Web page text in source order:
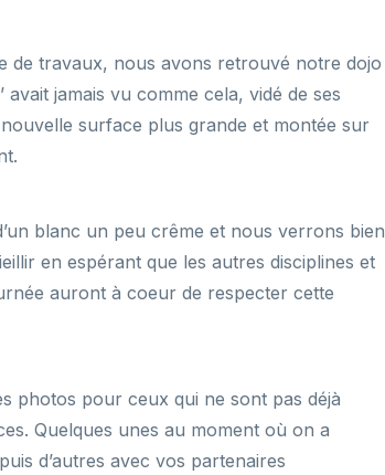
de travaux, nous avons retrouvé notre dojo
avait jamais vu comme cela, vidé de ses
surface plus grande et montée sur
blanc un peu crême et nous verrons bien
en espérant que les autres disciplines et
auront à coeur de respecter cette
photos pour ceux qui ne sont pas déjà
Quelques unes au moment où on a
d’autres avec vos partenaires